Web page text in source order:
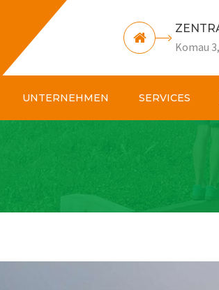
Komau
UNTERNEHMEN SERVICES